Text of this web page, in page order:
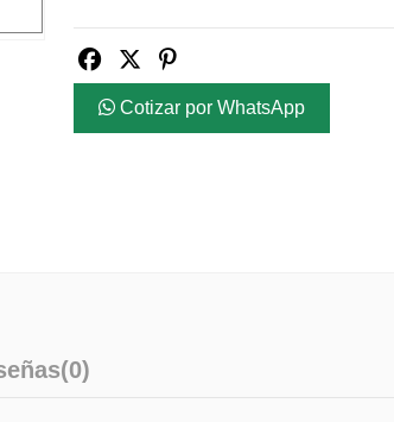
Cotizar por WhatsApp
(0)